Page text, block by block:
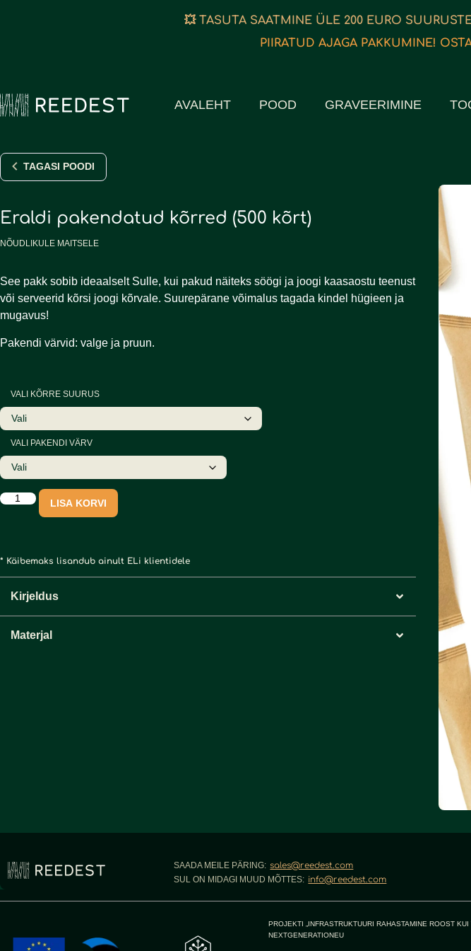
💥 TASUTA SAATMINE ÜLE 200 EURO
PIIRATUD AJAGA PAKKUMINE!
AVALEHT POOD GRAVEERIMINE
TAGASI POODI
Eraldi pakendatud kõrred (500 kõrt)
NÕUDLIKULE MAITSELE
See pakk sobib ideaalselt Sulle, kui pakud näiteks söögi ja joogi kaasaostu teenust
või serveerid kõrsi joogi kõrvale. Suurepärane võimalus tagada kindel hügieen ja
mugavus!
Pakendi värvid: valge ja pruun.
VALI KÕRRE SUURUS
VALI PAKENDI VÄRV
LISA KORVI
* Käibemaks lisandub ainult ELi klientidele
Kirjeldus
Materjal
SAADA MEILE PÄRING: sales@reedest.com
SUL ON MIDAGI MUUD MÕTTES: info@reedest.com
PROJEKTI „INFRASTRUKTUURI RAHASTAMINE ROOST
NEXTGENERATIONEU